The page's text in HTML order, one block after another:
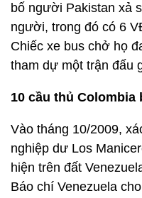
bố người Pakistan xả
người, trong đó có 6
Chiếc xe bus chở họ
tham dự một trận đấu
10 cầu thủ Colombia
Vào tháng 10/2009,
nghiệp dư Los
hiện trên đất
Báo chí Venezuela